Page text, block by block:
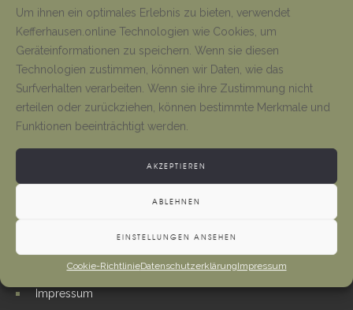
Um ihnen ein optimales Erlebnis zu bieten, verwendet
Kefferhausen.online Technologien wie Cookies, um
Geräteinformationen zu speichern. Wenn sie diesen
Technologien zustimmen, können wir Daten, wie das
Surfverhalten verarbeiten. Wenn sie ihre Zustimmung nicht
erteilen oder zurückziehen, können bestimmte Merkmale und
Funktionen beeinträchtigt werden.
AKZEPTIEREN
ABLEHNEN
EINSTELLUNGEN ANSEHEN
Cookie-RichtlinieDatenschutzerklärungImpressum
Kontakt
Impressum